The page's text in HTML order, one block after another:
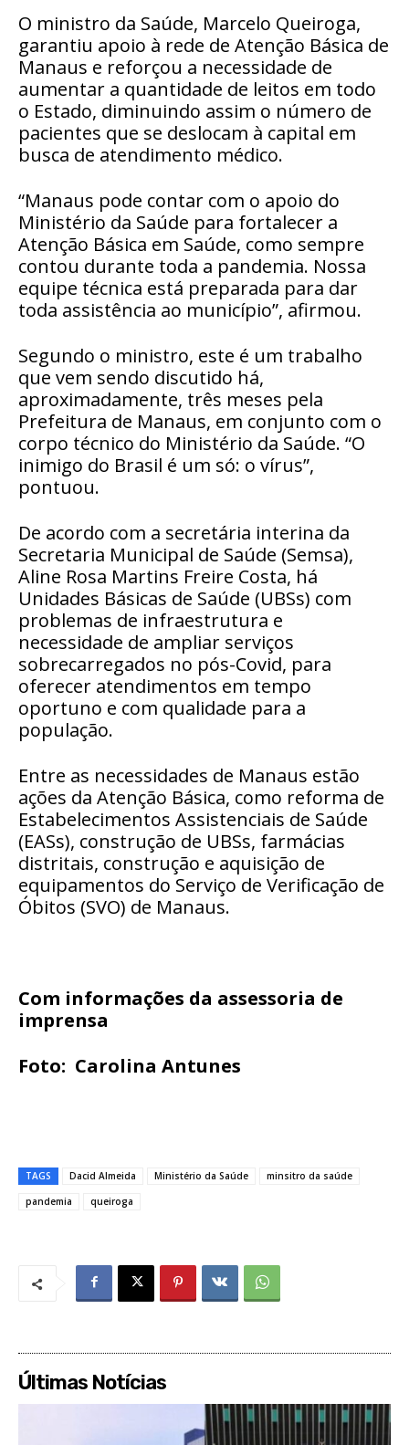
O ministro da Saúde, Marcelo Queiroga,
garantiu apoio à rede de Atenção Básica de
Manaus e reforçou a necessidade de
aumentar a quantidade de leitos em todo
o Estado, diminuindo assim o número de
pacientes que se deslocam à capital em
busca de atendimento médico.
“Manaus pode contar com o apoio do
Ministério da Saúde para fortalecer a
Atenção Básica em Saúde, como sempre
contou durante toda a pandemia. Nossa
equipe técnica está preparada para dar
toda assistência ao município”, afirmou.
Segundo o ministro, este é um trabalho
que vem sendo discutido há,
aproximadamente, três meses pela
Prefeitura de Manaus, em conjunto com o
corpo técnico do Ministério da Saúde. “O
inimigo do Brasil é um só: o vírus”,
pontuou.
De acordo com a secretária interina da
Secretaria Municipal de Saúde (Semsa),
Aline Rosa Martins Freire Costa, há
Unidades Básicas de Saúde (UBSs) com
problemas de infraestrutura e
necessidade de ampliar serviços
sobrecarregados no pós-Covid, para
oferecer atendimentos em tempo
oportuno e com qualidade para a
população.
Entre as necessidades de Manaus estão
ações da Atenção Básica, como reforma de
Estabelecimentos Assistenciais de Saúde
(EASs), construção de UBSs, farmácias
distritais, construção e aquisição de
equipamentos do Serviço de Verificação de
Óbitos (SVO) de Manaus.
Com informações da assessoria de
imprensa
Foto: Carolina Antunes
TAGS Dacid Almeida Ministério da Saúde
minsitro da saúde
pandemia
queiroga
Últimas Notícias